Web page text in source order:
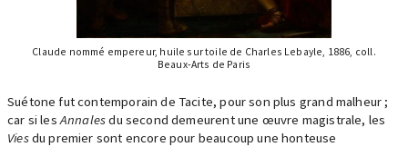
Claude nommé empereur, huile sur toile de Charles Lebayle, 1886, coll.
Beaux-Arts de Paris
Suétone fut contemporain de Tacite, pour son plus grand malheur ;
car si lesAnnalesdu second demeurent une œuvre magistrale, les
Viesdu premier sont encore pour beaucoup une honteuse